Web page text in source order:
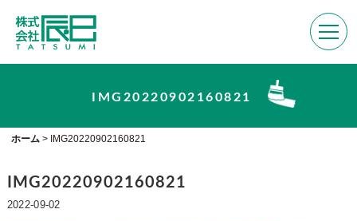
IMG20220902160821
ホーム> IMG20220902160821
IMG20220902160821
2022-09-02